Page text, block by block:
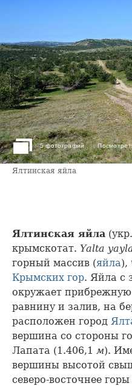
5 фотографий
Ялтинская яйла
Ялтинская яйла (укр.
крымскотат. Yalta
горный массив (яйла),
Крымских гор. Яйла с
окружает
равнину и залив, на
расположен город
вершина со стороны
Лапата (1.406,1 м).
вершины высотой
северо-восточнее